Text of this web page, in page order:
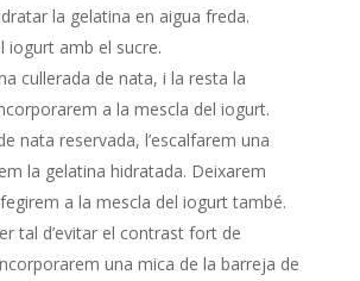
la gelatina en aigua freda.
iogurt amb el sucre.
cullerada de nata, i la resta la
a la mescla del iogurt.
nata reservada, l’escalfarem una
la gelatina hidratada. Deixarem
a la mescla del iogurt també.
tal d’evitar el contrast fort de
una mica de la barreja de